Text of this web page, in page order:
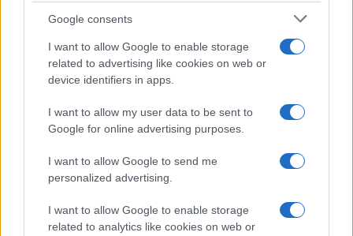
Google consents
I want to allow Google to enable storage
related to advertising like cookies on web or
device identifiers in apps.
I want to allow my user data to be sent to
Google for online advertising purposes.
I want to allow Google to send me
personalized advertising.
I want to allow Google to enable storage
related to analytics like cookies on web or
aeropuertos
Huelga de Groundforce en 12 aeropuertos; conoce quiénes…
ECONOMÍA